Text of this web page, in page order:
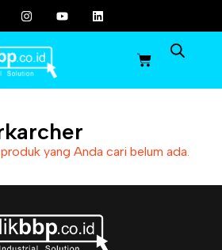
yang Anda cari belum ada.